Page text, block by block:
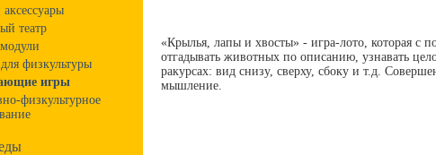
театр
физкультуры
игры
физкультурное
«Крылья, лапы и хвосты» - игра-лото, которая с
отгадывать животных по описанию, узнавать
ракурсах: вид снизу, сверху, сбоку и т.д.
мышление.